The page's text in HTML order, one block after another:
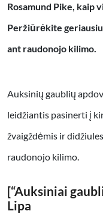
Rosamund Pike, kaip
Peržiūrėkite
ant raudonojo kilimo.
Auksinių gaublių
leidžiantis pasinerti į
žvaigždėmis ir
raudonojo kilimo.
[“Auksiniai
Lipa